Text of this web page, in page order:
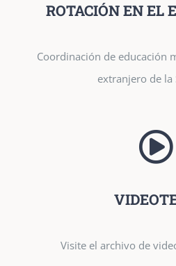
ROTACIÓN EN EL
Coordinación de educación
extranjero de la
Visite el archivo de